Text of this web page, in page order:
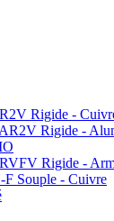
Rigide -
Rigide -
Rigide -
Souple - Cuivre